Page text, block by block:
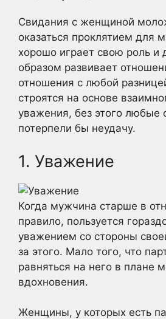
Свидания с женщиной
оказаться проклятием для
хорошо играет свою роль
образом развивает
отношения с любой
строятся на основе
уважения, без этого любые
потерпели бы неудачу.
1. Уважение
Когда мужчина старше в
правило, пользуется
уважением со стороны
за этого. Мало того, что
равняться на него в плане
вдохновения.
Женщины, у которых есть